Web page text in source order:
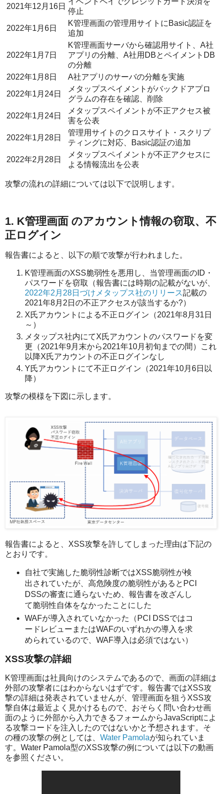
2021年12月16日
停止
2022年1月6日
K管理画面の管理用サイトにBasic認証を
追加
2022年1月7日
K管理画面サーバから確認用サイト、A社
アプリの分離、A社用DBとペイメントDB
の分離
2022年1月8日
A社アプリのサーバの分離を実施
2022年1月24日
メタップスペイメントがバックドアプロ
グラムの存在を確認、削除
2022年1月24日
メタップスペイメントが不正アクセス被
害を公表
2022年1月28日
管理用サイトのクロスサイト・スクリプ
ティングに対応、Basic認証の追加
2022年2月28日
メタップスペイメントが不正アクセスに
よる情報流出を公表
攻撃の流れの詳細については以下で説明します。
1. K管理画面 のアカウント情報の窃取、不
正ログイン
報告書によると、以下の順で攻撃が行われました。
K管理画面のXSS脆弱性を悪用し、当管理画面のID・
パスワードを窃取（報告書には時期の記載がないが、
2022年2月28日づけメタップス社のリリース記載の
2021年8月2日の不正アクセスが該当するか?）
X氏アカウントによる不正ログイン（2021年8月31日
～）
メタップス社内にてX氏アカウントのパスワードを変
更（2021年9月末から2021年10月初旬までの間）これ
以降X氏アカウントの不正ログインなし
Y氏アカウントにて不正ログイン（2021年10月6日以
降）
攻撃の模様を下図に示します。
報告書によると、XSS攻撃を許してしまった理由は下記の
とおりです。
自社で実施した脆弱性診断ではXSS脆弱性が検
出されていたが、高危険度の脆弱性があるとPCI
DSSの審査に通らないため、報告書を改ざんし
て脆弱性自体をなかったことにした
WAFが導入されていなかった（PCI DSSではコ
ードレビューまたはWAFのいずれかの導入を求
められているので、WAF導入は必須ではない）
XSS攻撃の詳細
K管理画面は社員向けのシステムであるので、画面の詳細は
外部の攻撃者にはわからないはずです。報告書ではXSS攻
撃の詳細は発表されていませんが、管理画面を狙うXSS攻
撃自体は最近よく見かけるもので、おそらく問い合わせ画
面のように外部から入力できるフォームからJavaScriptによ
る攻撃コードを注入したのではないかと予想されます。そ
の種の攻撃の例としては、 Water Pamolaが知られていま
す。Water Pamola型のXSS攻撃の例については以下の動画
を参照ください。